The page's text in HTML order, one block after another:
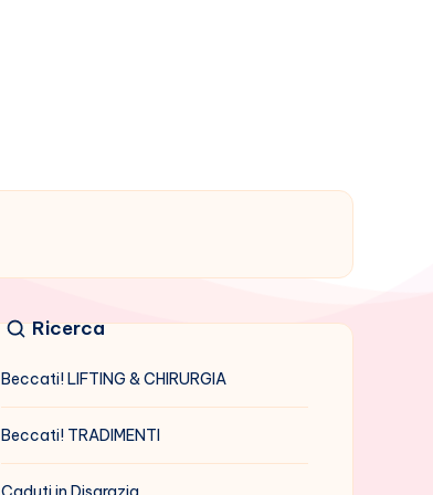
Ricerca
Beccati! LIFTING & CHIRURGIA
Beccati! TRADIMENTI